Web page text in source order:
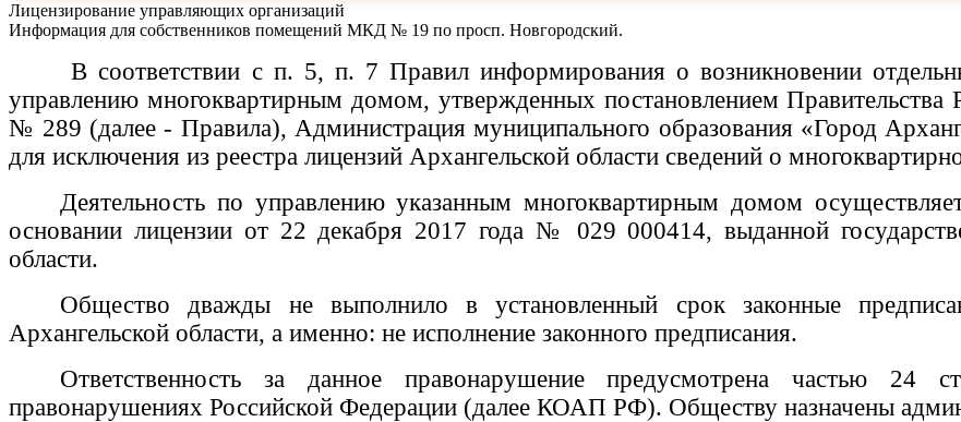
Лицензирование управляющих организаций
Информация для собственников помещений МКД № 19 по просп. Новгородский.
В соответствии с п. 5, п. 7 Правил информирования о возникновении
управлению многоквартирным домом, утвержденных постановлением Правительства
№ 289 (далее - Правила), Администрация муниципального образования «Город
для исключения из реестра лицензий Архангельской области сведений о
Деятельность по управлению указанным многоквартирным домом
основании лицензии от 22 декабря 2017 года № 029 000414,выданной
области.
Общество дважды не выполнило в установленный срок законные
Архангельской области, а именно: не исполнение законного предписания.
Ответственность за данное правонарушение предусмотрена частью 24
правонарушениях Российской Федерации (далее КОАП РФ). Обществу назначены